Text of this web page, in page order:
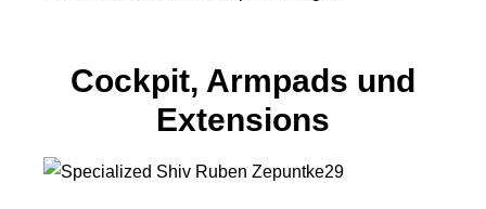
Cockpit, Armpads und
Extensions